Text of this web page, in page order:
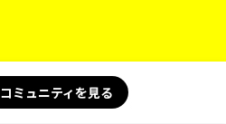
コミュニティを見る